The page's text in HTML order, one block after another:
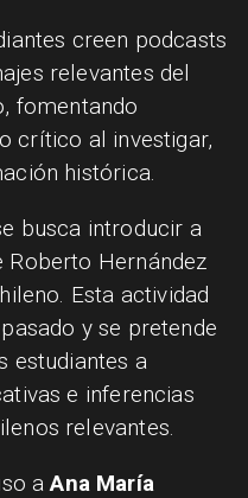
creen podcasts
relevantes del
fomentando
crítico al investigar,
histórica.
busca introducir a
Roberto Hernández
Esta actividad
y se pretende
estudiantes a
e inferencias
relevantes.
aAna María